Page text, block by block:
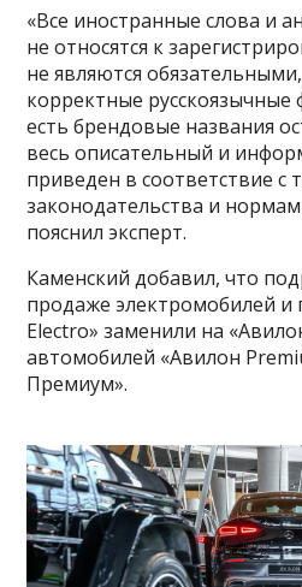
«Все иностранные слова и
не относятся к
не являются
корректные
есть брендовые названия
весь описательный и
приведен в соответствие с
законодательства и
пояснил эксперт.
Каменский добавил, что
продаже электромобилей и
Electro» заменили на
автомобилей «Авилон
Премиум».